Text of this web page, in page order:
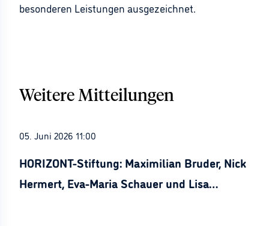
besonderen Leistungen ausgezeichnet.
Weitere Mitteilungen
05. Juni 2026 11:00
HORIZONT-Stiftung: Maximilian Bruder, Nick
Hermert, Eva-Maria Schauer und Lisa